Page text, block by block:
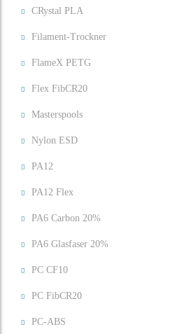
CRystal PLA
Filament-Trockner
FlameX PETG
Flex FibCR20
Masterspools
Nylon ESD
PA12
PA12 Flex
PA6 Carbon 20%
PA6 Glasfaser 20%
PC CF10
PC FibCR20
PC-ABS